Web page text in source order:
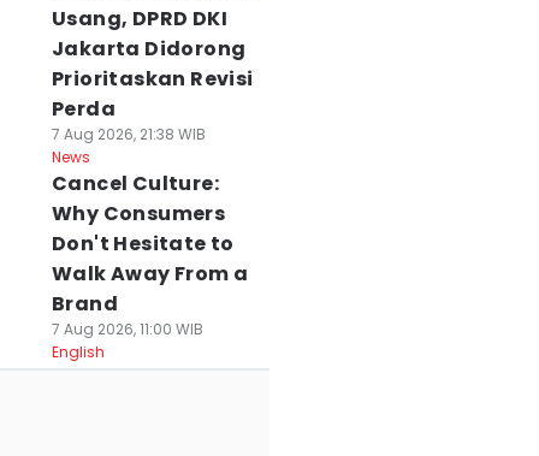
Usang, DPRD DKI
Jakarta Didorong
Prioritaskan Revisi
Perda
7 Aug 2026, 21:38 WIB
News
Cancel Culture:
Why Consumers
Don't Hesitate to
Walk Away From a
Brand
7 Aug 2026, 11:00 WIB
English